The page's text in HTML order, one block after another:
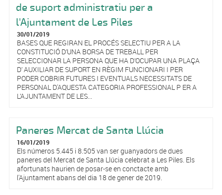
de suport administratiu per a
l'Ajuntament de Les Piles
30/01/2019
BASES QUE REGIRAN EL PROCÉS SELECTIU PER A LA
CONSTITUCIÓ D’UNA BORSA DE TREBALL PER
SELECCIONAR LA PERSONA QUE HA D’OCUPAR UNA PLAÇA
D’ AUXILIAR DE SUPORT EN RÈGIM FUNCIONARI I PER
PODER COBRIR FUTURES I EVENTUALS NECESSITATS DE
PERSONAL D'AQUESTA CATEGORIA PROFESSIONAL P ER A
L’AJUNTAMENT DE LES...
Paneres Mercat de Santa Llúcia
16/01/2019
Els números 5.445 i 8.505 van ser guanyadors de dues
paneres del Mercat de Santa Llúcia celebrat a Les Piles. Els
afortunats haurien de posar-se en conctacte amb
l'Ajuntament abans del dia 18 de gener de 2019.